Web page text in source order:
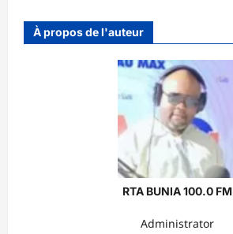
À propos de l'auteur
RTA BUNIA 100.0 FM
Administrator